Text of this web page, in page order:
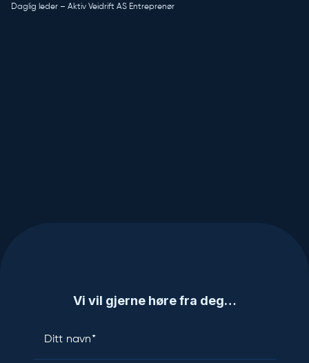
Daglig leder – Aktiv Veidrift AS Entreprenør
Vi vil gjerne høre fra deg…
Ditt navn